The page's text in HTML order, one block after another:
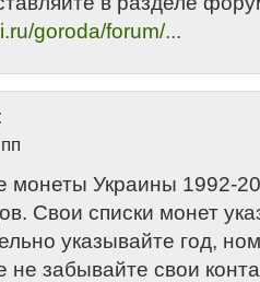
goroda/forum/...
монеты Украины 1992-
Свои списки монет
указывайте год,
не забывайте свои